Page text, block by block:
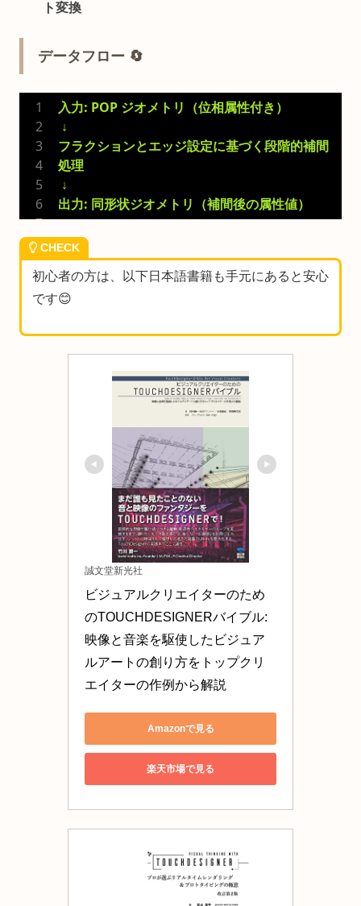
ト変換
データフロー 🔄
入力: POP ジオメトリ（位相属性付き）
↓
フラクションとエッジ設定に基づく段階的補間
処理
↓
出力: 同形状ジオメトリ（補間後の属性値）
CHECK
初心者の方は、以下日本語書籍も手元にあると安心
です😊
誠文堂新光社
ビジュアルクリエイターのため
のTOUCHDESIGNERバイブル:
映像と音楽を駆使したビジュア
ルアートの創り方をトップクリ
エイターの作例から解説
Amazonで見る
楽天市場で見る